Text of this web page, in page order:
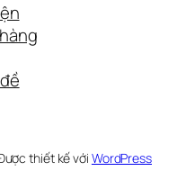
thiết kế với WordPress